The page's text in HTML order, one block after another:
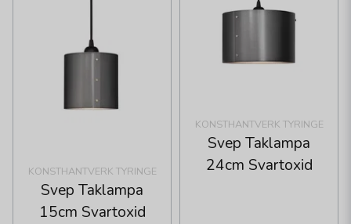
KONSTHANTVERK TYRINGE
Svep Taklampa
15cm Svartoxid
KONSTHANTVERK TYRINGE
Svep Taklampa
24cm Svartoxid